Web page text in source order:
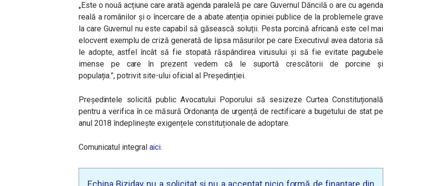
„Este o nouă acțiune care arată agenda paralelă pe care Guvernul Dăncilă o are cu agenda
reală a românilor și o încercare de a abate atenția opiniei publice de la problemele grave
la care Guvernul nu este capabil să găsească soluții. Pesta porcină africană este cel mai
elocvent exemplu de criză generată de lipsa măsurilor pe care Executivul avea datoria să
le adopte, astfel încât să fie stopată răspândirea virusului și să fie evitate pagubele
imense pe care în prezent vedem că le suportă crescătorii de porcine și
populația.”,potrivit site-ului oficial al Președinției.
Președintele solicită public Avocatului Poporului să sesizeze Curtea Constituțională
pentru a verifica în ce măsură Ordonanța de urgență de rectificare a bugetului de stat pe
anul 2018 îndeplinește exigențele constituționale de adoptare.
Comunicatul integral aici.
Echipa Biziday nu a solicitat și nu a acceptat nicio formă de finanțare din